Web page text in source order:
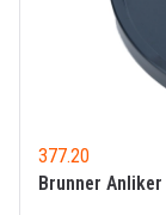
377.20
Brunner Anliker